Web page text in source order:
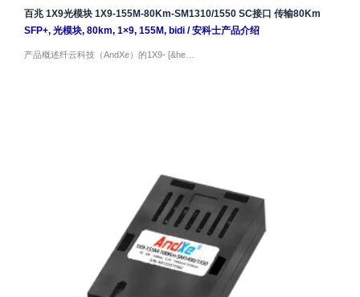
百兆 1X9光模块 1X9-155M-80Km-SM1310/1550 SC接口 传输80Km
SFP+, 光模块, 80km, 1×9, 155M, bidi/安科士产品介绍
产品概述纤云科技（AndXe）的1X9- [&he…